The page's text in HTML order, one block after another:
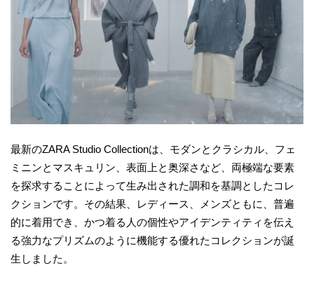
最新のZARA Studio Collectionは、モダンとクラシカル、フェ
ミニンとマスキュリン、表面上と奥深さなど、両極端な要素
を探求することによって生み出された調和を基調としたコレ
クションです。その結果、レディース、メンズともに、普遍
的に着用でき、かつ着る人の個性やアイデンティティを伝え
る強力なプリズムのように機能する優れたコレクションが誕
生しました。